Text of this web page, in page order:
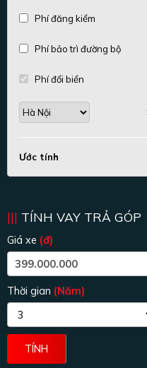
Phí đăng kiểm
Phí bảo trì đường bộ
Phí đổi biển
Ước tính
TÍNH VAY TRẢ GÓP
Giá xe (đ)
Thời gian (Năm)
TÍNH